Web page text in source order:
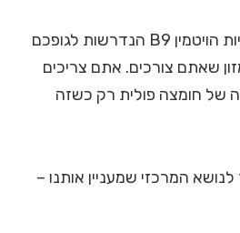
לכן, עדיף לקבל את כמויות הויטמין B9 הנדרשות לגופכם
שאתם צורכים. אתם צריכים
של חומצה פולית רק כשזה
המרכזי שמעניין אותנו –